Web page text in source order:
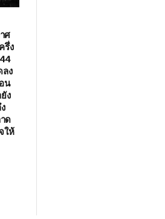
ศ
รึ่ง
ลง
น
ง
ด
ให้